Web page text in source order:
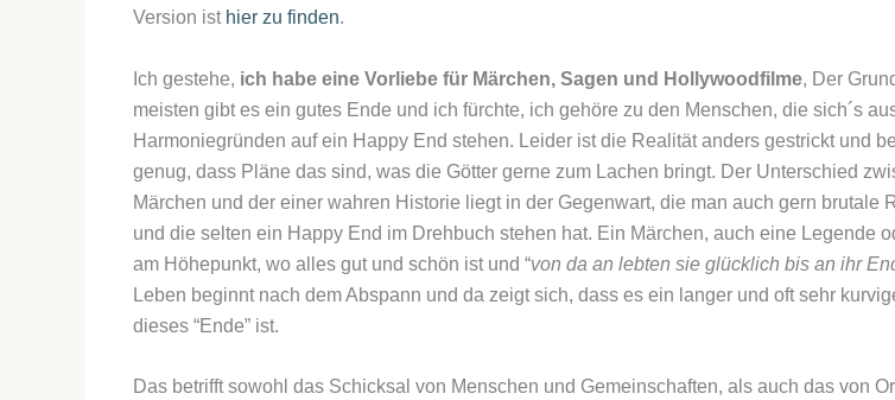
Version ist hier zu finden.
Ich gestehe, ich habe eine Vorliebe für Märchen, Sagen und Hollywoodfilme, Der
meisten gibt es ein gutes Ende und ich fürchte, ich gehöre zu den Menschen, die sich´s
Harmoniegründen auf ein Happy End stehen. Leider ist die Realität anders gestrickt und
genug, dass Pläne das sind, was die Götter gerne zum Lachen bringt. Der Unterschied
Märchen und der einer wahren Historie liegt in der Gegenwart, die man auch gern brutale
und die selten ein Happy End im Drehbuch stehen hat. Ein Märchen, auch eine Legende
am Höhepunkt, wo alles gut und schön ist und “von da an lebten sie glücklich bis an ihr
Leben beginnt nach dem Abspann und da zeigt sich, dass es ein langer und oft sehr
dieses “Ende” ist.
Das betrifft sowohl das Schicksal von Menschen und Gemeinschaften, als auch das von